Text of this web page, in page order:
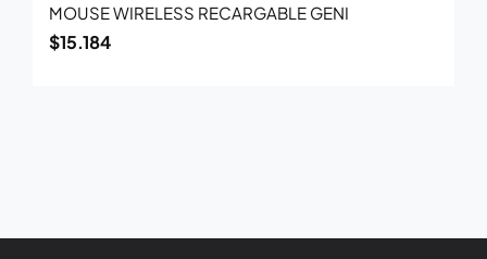
MOUSE WIRELESS RECARGABLE GENI
$15.184